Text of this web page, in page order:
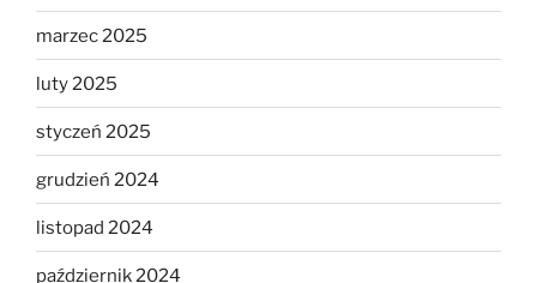
marzec 2025
luty 2025
styczeń 2025
grudzień 2024
listopad 2024
październik 2024